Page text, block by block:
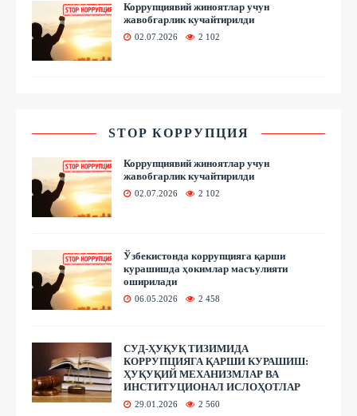
Коррупциявий жиноятлар учун
жавобгарлик кучайтирилди
02.07.2026 2 102
STOP КОРРУПЦИЯ
Коррупциявий жиноятлар учун
жавобгарлик кучайтирилди
02.07.2026 2 102
Ўзбекистонда коррупцияга қарши
курашишда ҳокимлар масъулияти
оширилади
06.05.2026 2 458
СУД-ҲУҚУҚ ТИЗИМИДА
КОРРУПЦИЯГА ҚАРШИ КУРАШИШ:
ҲУҚУҚИЙ МЕХАНИЗМЛАР ВА
ИНСТИТУЦИОНАЛ ИСЛОҲОТЛАР
29.01.2026 2 560